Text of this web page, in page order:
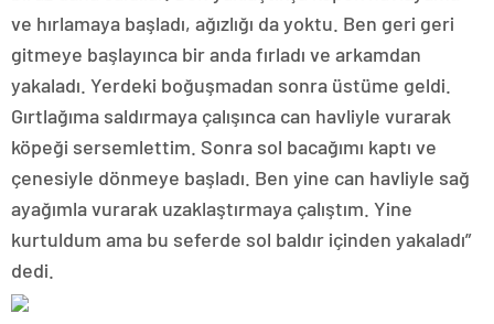
ve hırlamaya başladı, ağızlığı da yoktu. Ben geri geri
gitmeye başlayınca bir anda fırladı ve arkamdan
yakaladı. Yerdeki boğuşmadan sonra üstüme geldi.
Gırtlağıma saldırmaya çalışınca can havliyle vurarak
köpeği sersemlettim. Sonra sol bacağımı kaptı ve
çenesiyle dönmeye başladı. Ben yine can havliyle sağ
ayağımla vurarak uzaklaştırmaya çalıştım. Yine
kurtuldum ama bu seferde sol baldır içinden yakaladı”
dedi.